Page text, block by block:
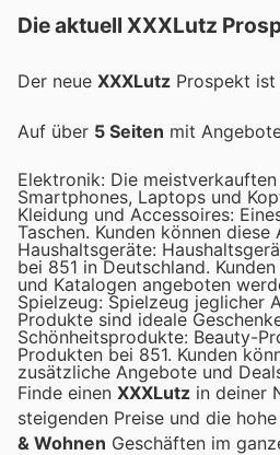
Die aktuell XXXLutz
Der neue XXXLutz Prospekt
Auf über 5 Seiten mit
Elektronik: Die
Smartphones, Laptops und
Kleidung und Accessoires:
Taschen. Kunden können
Haushaltsgeräte:
bei 851 in Deutschland.
und Katalogen angeboten
Spielzeug: Spielzeug jeglicher
Produkte sind ideale
Schönheitsprodukte: Beauty-
Produkten bei 851. Kunden
zusätzliche Angebote und
Finde einen XXXLutz in deiner
steigenden Preise und die
& Wohnen Geschäften im